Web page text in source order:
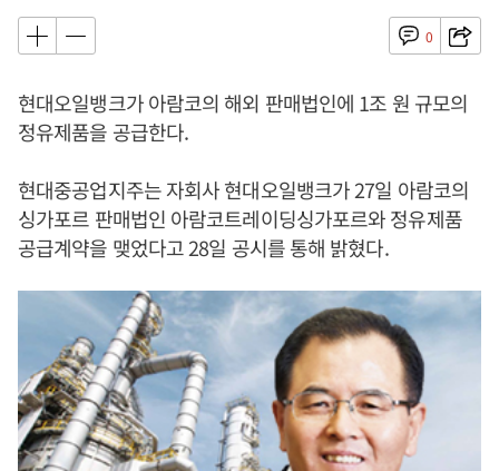
0
현대오일뱅크가 아람코의 해외 판매법인에 1조 원 규모의
정유제품을 공급한다.
현대중공업지주는 자회사 현대오일뱅크가 27일 아람코의
싱가포르 판매법인 아람코트레이딩싱가포르와 정유제품
공급계약을 맺었다고 28일 공시를 통해 밝혔다.